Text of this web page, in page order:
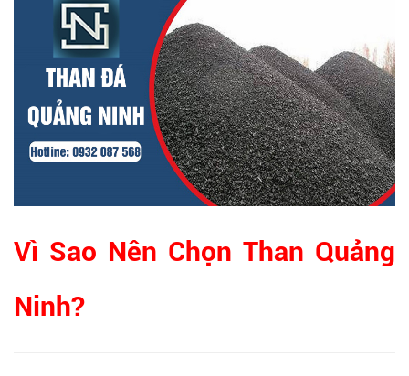
Vì Sao Nên Chọn Than Quảng
Ninh?